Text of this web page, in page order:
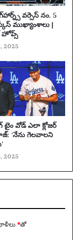
వర్సెస్ నం. 5
ముఖ్యాంశాలు |
హోప్స్
2025
టైం వోడ్ ఎలా క్లోజర్
‘నేను గెలవాలని
2025
*‌తో